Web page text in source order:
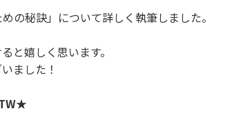
の秘訣」について詳しく執筆しました。
と嬉しく思います。
ました！
★